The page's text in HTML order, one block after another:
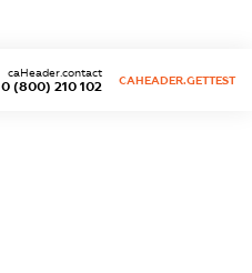
0 (800) 210 102
caHeader.contact
CAHEADER.GETTEST